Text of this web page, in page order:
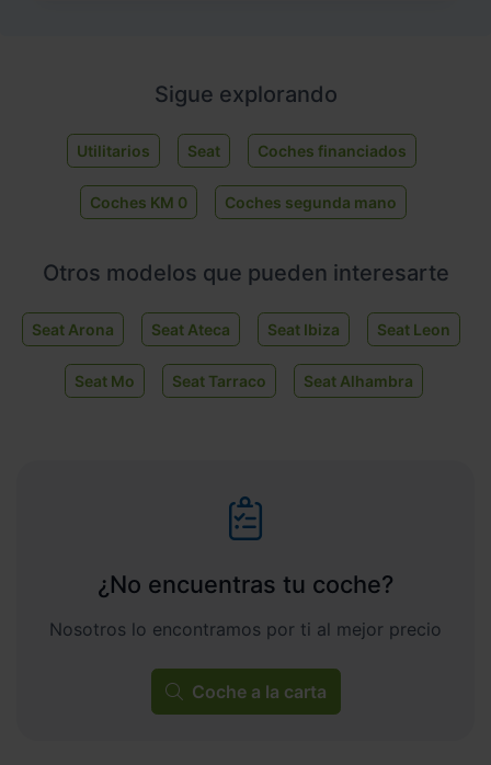
Sigue explorando
Utilitarios Seat Coches financiados
Coches KM 0 Coches segunda mano
Otros modelos que pueden interesarte
Seat Arona Seat Ateca Seat Ibiza Seat Leon
Seat Mo Seat Tarraco Seat Alhambra
¿No encuentras tu coche?
Nosotros lo encontramos por ti al mejor precio
Coche a la carta